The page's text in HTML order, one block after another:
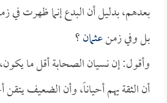
بعدهم، بدليل أن البدع إنما ظهرت في
بل وفي زمنعثمان؟
وأقول: إن نسيان الصحابة أقل ما
أن الثقة يهم أحياناً، وأن الضعيف يتقن